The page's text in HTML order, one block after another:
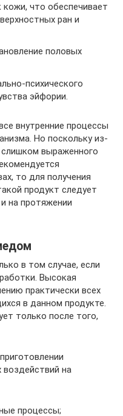
кожи, что обеспечивает
ран и
половых
психического
эйфории.
внутренние процессы
Но поскольку из-
выраженного
то для получения
продукт следует
на протяжении
в том случае, если
Высокая
практически всех
в данном продукте.
только после того,
на
процессы;